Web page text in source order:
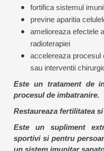
fortifica sistemul
previne aparitia
amelioreaza efectele
radioterapiei
accelereaza procesul
sau interventii
Este un tratament de
procesul de imbatranire.
Restaureaza fertilitatea
Este un supliment
sportivi si pentru